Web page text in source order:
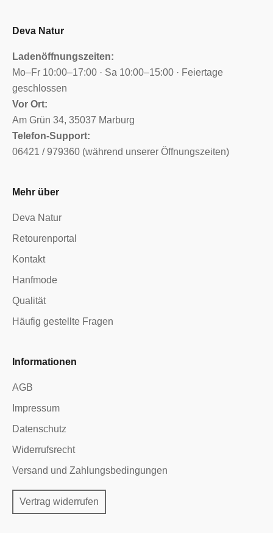
Deva Natur
Ladenöffnungszeiten:
Mo–Fr 10:00–17:00 · Sa 10:00–15:00 · Feiertage
geschlossen
Vor Ort:
Am Grün 34, 35037 Marburg
Telefon-Support:
06421 / 979360 (während unserer Öffnungszeiten)
Mehr über
Deva Natur
Retourenportal
Kontakt
Hanfmode
Qualität
Häufig gestellte Fragen
Informationen
AGB
Impressum
Datenschutz
Widerrufsrecht
Versand und Zahlungsbedingungen
Vertrag widerrufen